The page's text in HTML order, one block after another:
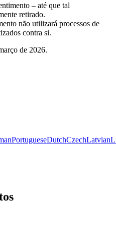
– até que tal
retirado.
não utilizará processos de
contra si.
de 2026.
PortugueseDutchCzechLatvian